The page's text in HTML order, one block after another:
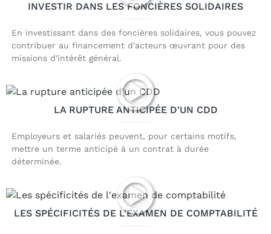
INVESTIR DANS LES FONCIÈRES SOLIDAIRES
En investissant dans des foncières solidaires, vous pouvez
contribuer au financement d'acteurs œuvrant pour des
missions d'intérêt général.
LA RUPTURE ANTICIPÉE D'UN CDD
Employeurs et salariés peuvent, pour certains motifs,
mettre un terme anticipé à un contrat à durée
déterminée.
LES SPÉCIFICITÉS DE L'EXAMEN DE COMPTABILITÉ